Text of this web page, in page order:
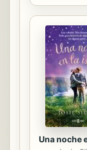
Una noche